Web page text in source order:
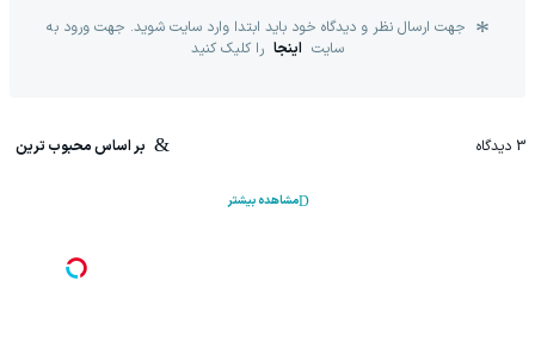
جهت ارسال نظر و دیدگاه خود باید ابتدا وارد سایت شوید. جهت ورود به
سایت اینجا را کلیک کنید
3 دیدگاه بر اساس محبوب ترین
مشاهده بیشتر